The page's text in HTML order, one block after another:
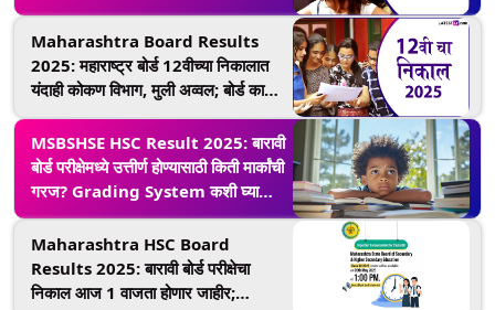
mahahsscboard.in वर पहा तुमचे
मार्क्स
Maharashtra Board Results
2025: महाराष्ट्र बोर्ड 12वीच्या निकालात
यंदाही कोकण विभाग, मुली अव्वल; बोर्ड का
करणार 124 परीक्षा केंद्रांची मान्यता रद्द?
MSBSHSE HSC Result 2025: बारावी
बोर्ड परीक्षेमध्ये उत्तीर्ण होण्यासाठी किती मार्कांची
गरज? Grading System कशी घ्या
जाणून
Maharashtra HSC Board
Results 2025: बारावी बोर्ड परीक्षेचा
निकाल आज 1 वाजता होणार जाहीर;